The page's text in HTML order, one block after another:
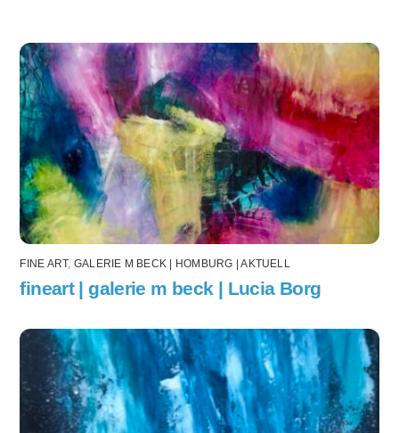
FINE ART, GALERIE M BECK | HOMBURG | AKTUELL
fineart | galerie m beck | Lucia Borg